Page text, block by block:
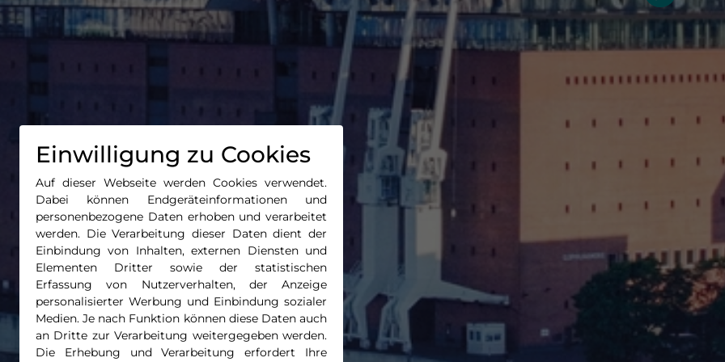
Einwilligung zu Cookies
Auf dieser Webseite werden Cookies verwendet.
Dabei können Endgeräteinformationen und
personenbezogene Daten erhoben und verarbeitet
werden. Die Verarbeitung dieser Daten dient der
Einbindung von Inhalten, externen Diensten und
Elementen Dritter sowie der statistischen
Erfassung von Nutzerverhalten, der Anzeige
personalisierter Werbung und Einbindung sozialer
Medien. Je nach Funktion können diese Daten auch
an Dritte zur Verarbeitung weitergegeben werden.
Die Erhebung und Verarbeitung erfordert Ihre